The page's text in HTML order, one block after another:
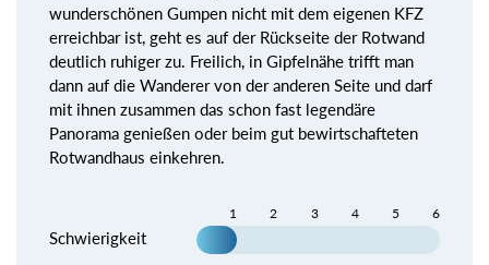
wunderschönen Gumpen nicht mit dem eigenen KFZ
erreichbar ist, geht es auf der Rückseite der Rotwand
deutlich ruhiger zu. Freilich, in Gipfelnähe trifft man
dann auf die Wanderer von der anderen Seite und darf
mit ihnen zusammen das schon fast legendäre
Panorama genießen oder beim gut bewirtschafteten
Rotwandhaus einkehren.
1 2 3 4 5 6
Schwierigkeit